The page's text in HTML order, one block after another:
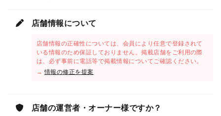
店舗情報について
店舗情報の正確性については、会員により任意で登録されて
いる情報のため保証しておりません。掲載店舗をご利用の際
は、必ず事前に電話等で掲載情報についてご確認ください。
→情報の修正を提案
店舗の運営者・オーナー様ですか？